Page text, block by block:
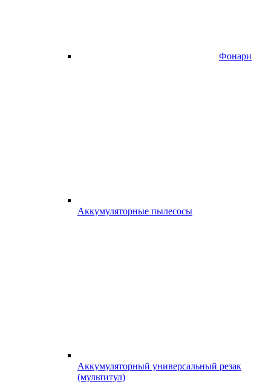
Фонари
Аккумуляторные пылесосы
Аккумуляторный универсальный резак
(мультитул)